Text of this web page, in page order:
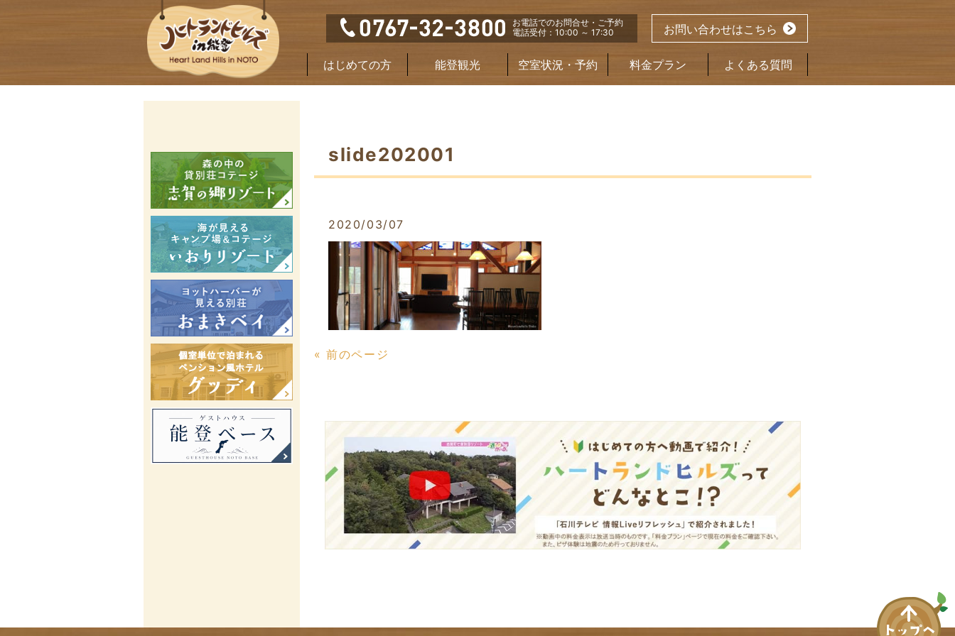
お問い合わせはこちら
お電話でのお問合せ・ご予約
電話受付：10:00 ～ 17:30
はじめての方 能登観光 空室状況・予約 料金プラン よくある質問
slide202001
2020/03/07
« 前のページ